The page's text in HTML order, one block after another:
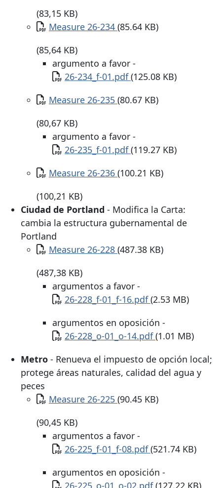
(83,15 KB)
Documento
Measure 26-234 (85.64 KB)
(85,64 KB)
argumento a favor -
Documento
26-234_f-01.pdf(125.08 KB)
Documento
Measure 26-235 (80.67 KB)
(80,67 KB)
argumento a favor -
Documento
26-235_f-01.pdf(119.27 KB)
Documento
Measure 26-236 (100.21 KB)
(100,21 KB)
Ciudad de Portland - Modifica la Carta:
cambia la estructura gubernamental de
Portland
Documento
Measure 26-228 (487.38 KB)
(487,38 KB)
argumentos a favor -
Documento
26-228_f-01_f-16.pdf(2.53 MB)
argumentos en oposición -
Documento
26-228_o-01_o-14.pdf(1.01 MB)
Metro - Renueva el impuesto de opción local;
protege áreas naturales, calidad del agua y
peces
Documento
Measure 26-225 (90.45 KB)
(90,45 KB)
argumentos a favor -
Documento
26-225_f-01_f-08.pdf(521.74 KB)
argumentos en oposición -
Documento
26-225_o-01_o-02.pdf(127.22 KB)